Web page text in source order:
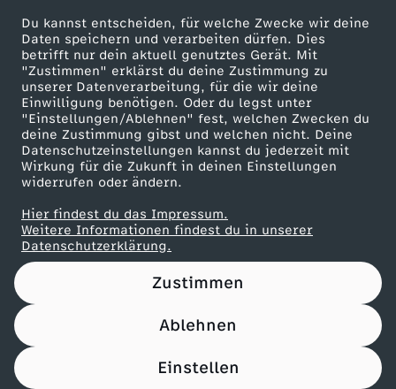
Du kannst entscheiden, für welche Zwecke wir deine
Daten speichern und verarbeiten dürfen. Dies
betrifft nur dein aktuell genutztes Gerät. Mit
"Zustimmen" erklärst du deine Zustimmung zu
unserer Datenverarbeitung, für die wir deine
Einwilligung benötigen. Oder du legst unter
"Einstellungen/Ablehnen" fest, welchen Zwecken du
deine Zustimmung gibst und welchen nicht. Deine
Datenschutzeinstellungen kannst du jederzeit mit
Wirkung für die Zukunft in deinen Einstellungen
widerrufen oder ändern.
Hier findest du das Impressum.
Weitere Informationen findest du in unserer
Datenschutzerklärung.
Zustimmen
Ablehnen
Einstellen
67 KB (PDF)
Maronencremesuppe mit Thymian-Crostini
Herunterladen
66 KB (PDF)
Beef Tri-Tip mit Süßkartoffel-Wedges
Herunterladen
21 KB (PDF)
Panettone-Pudding mit Orangensoße
Pfannkuchen-Rouladen